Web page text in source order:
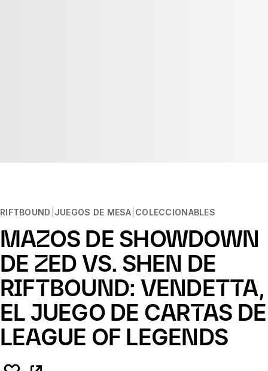
RIFTBOUND JUEGOS DE MESA COLECCIONABLES
MAZOS DE SHOWDOWN
DE ZED VS. SHEN DE
RIFTBOUND: VENDETTA,
EL JUEGO DE CARTAS DE
LEAGUE OF LEGENDS